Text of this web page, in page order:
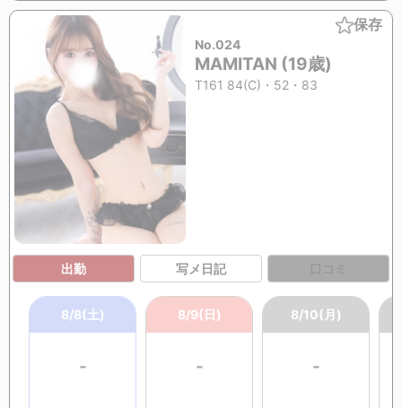
保存
No.024
MAMITAN (19歳)
T161 84(C)・52・83
出勤 写メ日記
8/8(土)
-
8/9(日)
-
8/10(月)
-